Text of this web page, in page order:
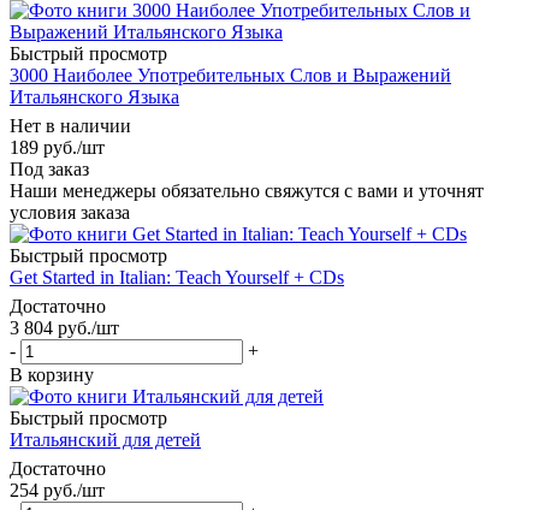
Быстрый просмотр
3000 Наиболее Употребительных Слов и Выражений
Итальянского Языка
Нет в наличии
189 руб./шт
Под заказ
Наши менеджеры обязательно свяжутся с вами и уточнят
условия заказа
Быстрый просмотр
Get Started in Italian: Teach Yourself + CDs
Достаточно
3 804 руб./шт
-
+
В корзину
Быстрый просмотр
Итальянский для детей
Достаточно
254 руб./шт